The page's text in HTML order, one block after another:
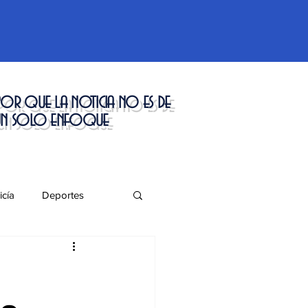
que la noticia no es de
solo enfoque
Deportes